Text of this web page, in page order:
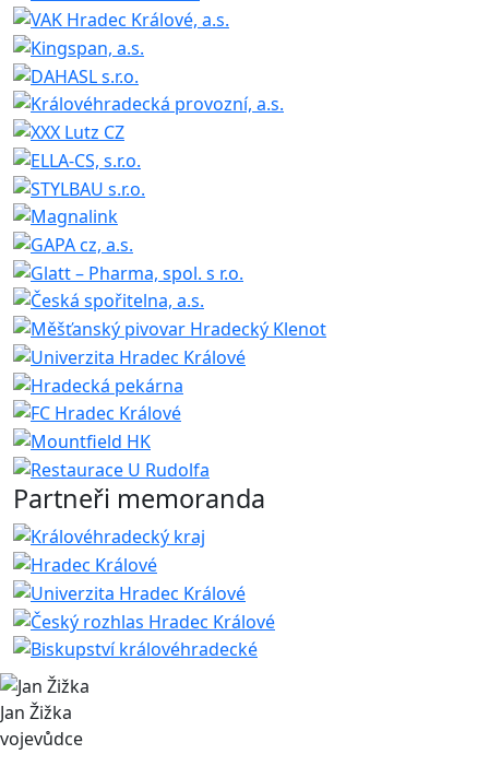
Partneři memoranda
Jan Žižka
vojevůdce